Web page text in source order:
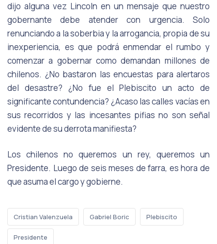
dijo alguna vez Lincoln en un mensaje que nuestro
gobernante debe atender con urgencia. Solo
renunciando a la soberbia y la arrogancia, propia de su
inexperiencia, es que podrá enmendar el rumbo y
comenzar a gobernar como demandan millones de
chilenos. ¿No bastaron las encuestas para alertaros
del desastre? ¿No fue el Plebiscito un acto de
significante contundencia? ¿Acaso las calles vacías en
sus recorridos y las incesantes pifias no son señal
evidente de su derrota manifiesta?
Los chilenos no queremos un rey, queremos un
Presidente. Luego de seis meses de farra, es hora de
que asuma el cargo y gobierne.
Cristian Valenzuela Gabriel Boric Plebiscito
Presidente